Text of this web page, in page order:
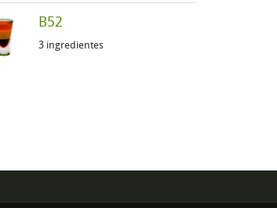
B52
3 ingredientes